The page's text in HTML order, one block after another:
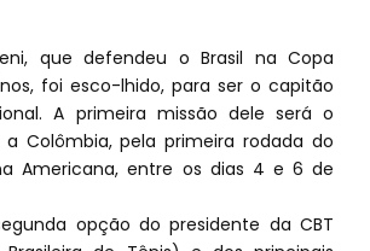
que defendeu o Brasil na Copa
foi esco-lhido, para ser o capitão
A primeira missão dele será o
Colômbia, pela primeira rodada do
Americana, entre os dias 4 e 6 de
opção do presidente da CBT